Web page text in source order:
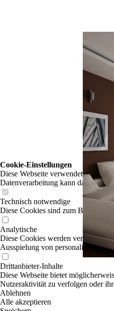
Cookie-Einstellungen
Diese Webseite verwendet
Datenverarbeitung kann dann
Technisch notwendige
Diese Cookies sind zum Betrieb
Analytische
Diese Cookies werden verwendet,
Ausspielung von personalisierter
Drittanbieter-Inhalte
Diese Webseite bietet
Nutzeraktivität zu verfolgen oder
Ablehnen
Alle akzeptieren